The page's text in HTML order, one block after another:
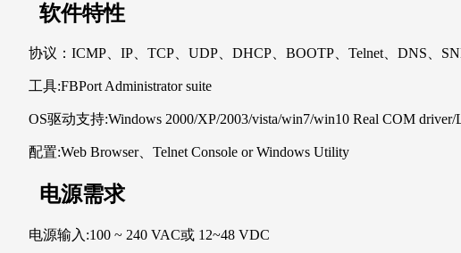
软件特性
协议：ICMP、IP、TCP、UDP、DHCP、BOOTP、Telnet、DNS、
工具:FBPort Administrator suite
OS驱动支持:Windows 2000/XP/2003/vista/win7/win10 Real COM driver/
配置:Web Browser、Telnet Console or Windows Utility
电源需求
电源输入:100 ~ 240 VAC或 12~48 VDC